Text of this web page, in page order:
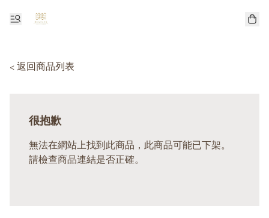
< 返回商品列表
很抱歉
無法在網站上找到此商品，此商品可能已下架。
請檢查商品連結是否正確。